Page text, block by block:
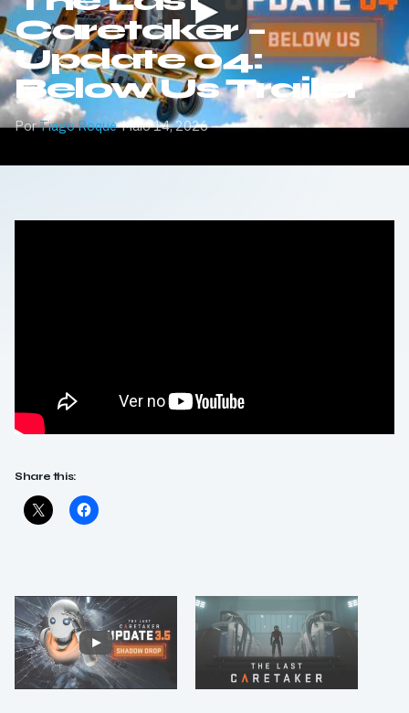
Caretaker –
Update 04:
Below Us Trailer
PorTiago Roque·Maio 14, 2026
Share this: